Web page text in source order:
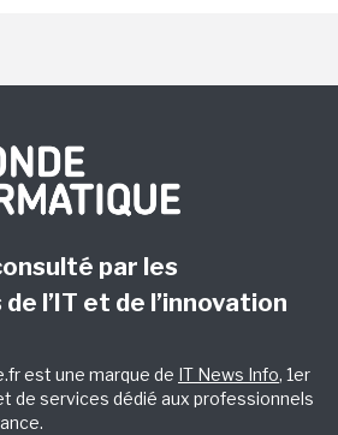
par les
l’IT et de l’innovation
est une marque de IT News Info, 1er
de services dédié aux professionnels